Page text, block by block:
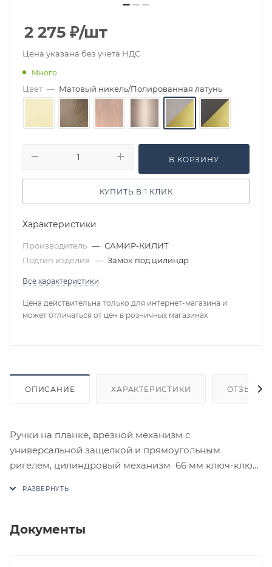
2 275 ₽/шт
Цена указана без учета НДС
Много
Цвет — Матовый никель/Полированная латунь
В КОРЗИНУ
КУПИТЬ В 1 КЛИК
Характеристики
Производитель — САМИР-КИЛИТ
Подтип изделия — Замок под цилиндр
Все характеристики
Цена действительна только для интернет-магазина и
может отличаться от цен в розничных магазинах
ОПИСАНИЕ ХАРАКТЕРИСТИКИ ОТЗЫВЫ
Ручки на планке, врезной механизм с
универсальной защелкой и прямоугольным
ригелем, цилиндровый механизм 66 мм ключ-ключ
утверждение заказчика.
Документы